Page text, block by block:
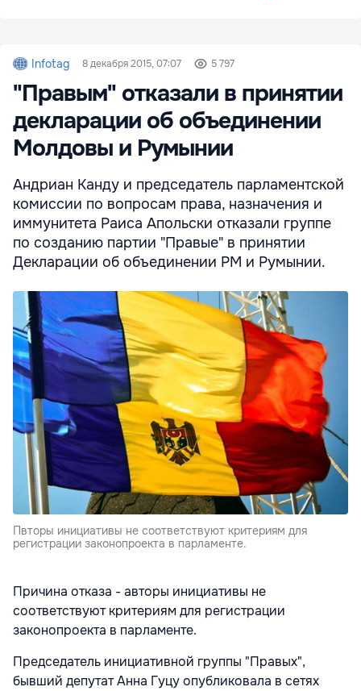
Infotag 8 декабря 2015, 07:07 5 797
"Правым" отказали в принятии
декларации об объединении
Молдовы и Румынии
Андриан Канду и председатель парламентской
комиссии по вопросам права, назначения и
иммунитета Раиса Апольски отказали группе
по созданию партии "Правые" в принятии
Декларации об объединении РМ и Румынии.
Пвторы инициативы не соответствуют критериям для
регистрации законопроекта в парламенте.
Причина отказа - авторы инициативы не
соответствуют критериям для регистрации
законопроекта в парламенте.
Председатель инициативной группы "Правых",
бывший депутат Анна Гуцу опубликовала в сетях